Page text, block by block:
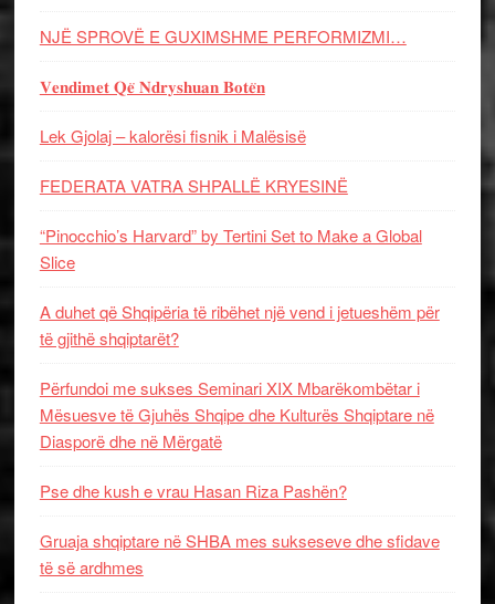
NJË SPROVË E GUXIMSHME PERFORMIZMI…
𝐕𝐞𝐧𝐝𝐢𝐦𝐞𝐭 𝐐𝐞̈ 𝐍𝐝𝐫𝐲𝐬𝐡𝐮𝐚𝐧 𝐁𝐨𝐭𝐞̈𝐧
Lek Gjolaj – kalorësi fisnik i Malësisë
FEDERATA VATRA SHPALLË KRYESINË
“Pinocchio’s Harvard” by Tertini Set to Make a Global
Slice
A duhet që Shqipëria të ribëhet një vend i jetueshëm për
të gjithë shqiptarët?
Përfundoi me sukses Seminari XIX Mbarëkombëtar i
Mësuesve të Gjuhës Shqipe dhe Kulturës Shqiptare në
Diasporë dhe në Mërgatë
Pse dhe kush e vrau Hasan Riza Pashën?
Gruaja shqiptare në SHBA mes sukseseve dhe sfidave
të së ardhmes